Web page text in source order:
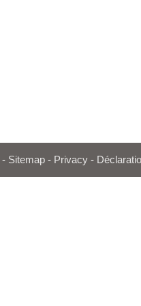
- Sitemap - Privacy -